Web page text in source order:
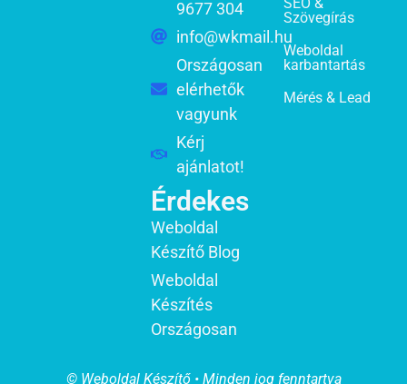
9677 304
info@wkmail.hu
Országosan
elérhetők
vagyunk
Kérj
ajánlatot!
Érdekes
Weboldal
Készítő Blog
Weboldal
Készítés
Országosan
Szövegírás
Weboldal
karbantartás
Mérés & Lead
© Weboldal Készítő • Minden jog fenntartva